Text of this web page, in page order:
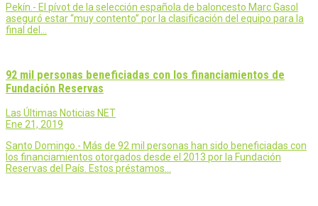
Pekín.- El pívot de la selección española de baloncesto Marc Gasol
aseguró estar “muy contento” por la clasificación del equipo para la
final del…
92 mil personas beneficiadas con los financiamientos de
Fundación Reservas
Las Últimas Noticias NET
Ene 21, 2019
Santo Domingo.- Más de 92 mil personas han sido beneficiadas con
los financiamientos otorgados desde el 2013 por la Fundación
Reservas del País. Estos préstamos…